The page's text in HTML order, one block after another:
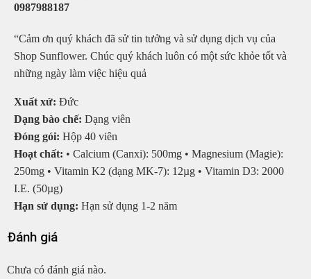
0987988187
“Cảm ơn quý khách đã sử tin tưởng và sử dụng dịch vụ của
Shop Sunflower. Chúc quý khách luôn có một sức khỏe tốt và
những ngày làm việc hiệu quả
Xuất xứ: Đức
Dạng bào chế: Dạng viên
Đóng gói: Hộp 40 viên
Hoạt chất: • Calcium (Canxi): 500mg • Magnesium (Magie):
250mg • Vitamin K2 (dạng MK-7): 12µg • Vitamin D3: 2000
I.E. (50µg)
Hạn sử dụng: Hạn sử dụng 1-2 năm
Đánh giá
Chưa có đánh giá nào.